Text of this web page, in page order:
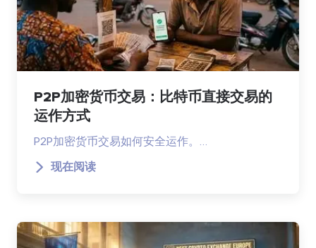
P2P加密货币交易：比特币直接交易的
运作方式
P2P加密货币交易如何安全运作。…
现在阅读